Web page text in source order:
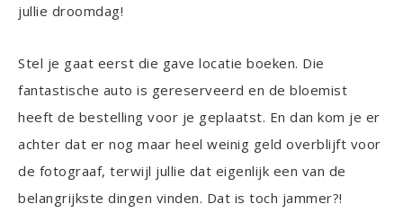
jullie droomdag!
Stel je gaat eerst die gave locatie boeken. Die
fantastische auto is gereserveerd en de bloemist
heeft de bestelling voor je geplaatst. En dan kom je er
achter dat er nog maar heel weinig geld overblijft voor
de fotograaf, terwijl jullie dat eigenlijk een van de
belangrijkste dingen vinden. Dat is toch jammer?!